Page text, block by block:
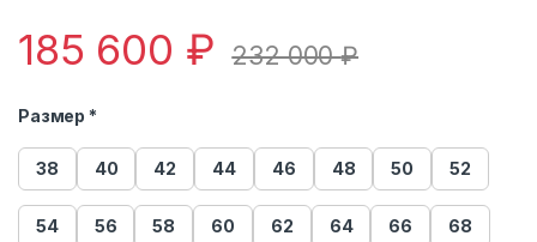
185 600 ₽ 232 000₽
Размер *
38 40 42 44 46 48 50 52
54 56 58 60 62 64 66 68